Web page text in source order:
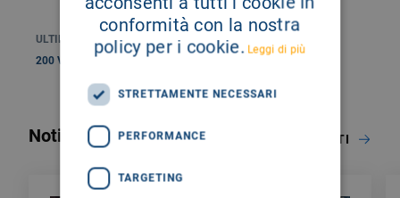
ULTIMO AGGIORNAMENTO: 23 DIC 2024
200 Visualizzazioni
Notizie correlate NOTIZIE ED EVENTI
conformità con la nostra
policy per i cookie. Leggi di più
STRETTAMENTE NECESSARI
PERFORMANCE
TARGETING